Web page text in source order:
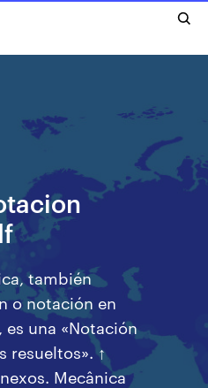
también
o notación en
una «Notación
resueltos». ↑
Mecânica